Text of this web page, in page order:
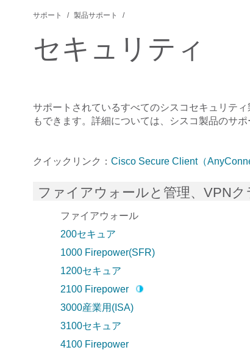
サポート 製品サポート
セキュリティ
サポートされているすべてのシスコセキュリティ
もできます。詳細については、シスコ製品のサ
クイックリンク： Cisco Secure Client（
ファイアウォールと管理、VPNク
ファイアウォール
200セキュア
1000 Firepower(SFR)
1200セキュア
2100 Firepower
3000産業用(ISA)
3100セキュア
4100 Firepower